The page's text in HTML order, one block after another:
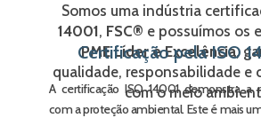
Somos uma indústria
14001, FSC® e possuímos os
PME Líder e Excelência,
qualidade, responsabilidade e
com o meio
Certificação pela ISO
A certificação ISO 14001 demonstra a
com a proteção ambiental. Este é mais